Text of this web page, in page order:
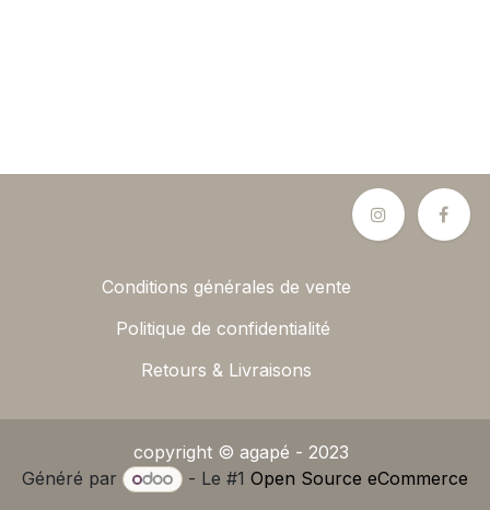
Conditions générales de vente
Politique de confidentialité
Retours & Livraisons
copyright © agapé - 2023
Généré par
- Le #1 Open Source eCommerce